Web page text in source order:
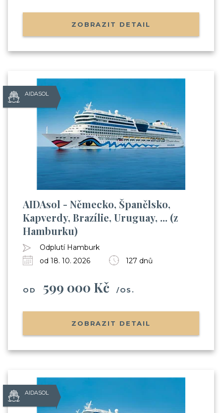
ZOBRAZIT DETAIL
AIDASOL
AIDAsol - Německo, Španělsko,
Kapverdy, Brazílie, Uruguay, ... (z
Hamburku)
Odplutí Hamburk
od 18. 10. 2026
127 dnů
OD 599 000 Kč /OS.
ZOBRAZIT DETAIL
AIDASOL